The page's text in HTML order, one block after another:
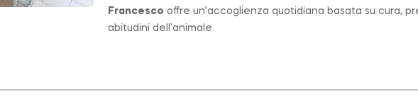
Francesco offre un’accoglienza quotidiana basata su cura,
abitudini dell’animale.